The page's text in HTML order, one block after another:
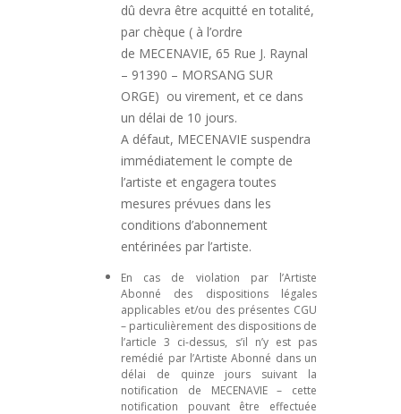
dû devra être acquitté en totalité,
par chèque ( à l’ordre
de MECENAVIE, 65 Rue J. Raynal
– 91390 – MORSANG SUR
ORGE) ou virement, et ce dans
un délai de 10 jours.
A défaut, MECENAVIE suspendra
immédiatement le compte de
l’artiste et engagera toutes
mesures prévues dans les
conditions d’abonnement
entérinées par l’artiste.
En cas de violation par l’Artiste
Abonné des dispositions légales
applicables et/ou des présentes CGU
– particulièrement des dispositions de
l’article 3 ci-dessus, s’il n’y est pas
remédié par l’Artiste Abonné dans un
délai de quinze jours suivant la
notification de MECENAVIE – cette
notification pouvant être effectuée